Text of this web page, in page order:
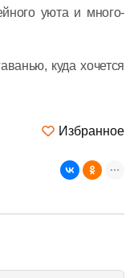
уюта и много-
куда хочется
Избранное